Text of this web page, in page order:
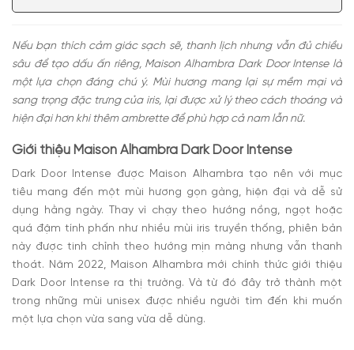
Nếu bạn thích cảm giác sạch sẽ, thanh lịch nhưng vẫn đủ chiều
sâu để tạo dấu ấn riêng, Maison Alhambra Dark Door Intense là
một lựa chọn đáng chú ý. Mùi hương mang lại sự mềm mại và
sang trọng đặc trưng của iris, lại được xử lý theo cách thoáng và
hiện đại hơn khi thêm ambrette để phù hợp cả nam lẫn nữ.
Giới thiệu Maison Alhambra Dark Door Intense
Dark Door Intense được Maison Alhambra tạo nên với mục
tiêu mang đến một mùi hương gọn gàng, hiện đại và dễ sử
dụng hằng ngày. Thay vì chạy theo hướng nồng, ngọt hoặc
quá đậm tính phấn như nhiều mùi iris truyền thống, phiên bản
này được tinh chỉnh theo hướng mịn màng nhưng vẫn thanh
thoát. Năm 2022, Maison Alhambra mới chính thức giới thiệu
Dark Door Intense ra thị trường. Và từ đó đây trở thành một
trong những mùi unisex được nhiều người tìm đến khi muốn
một lựa chọn vừa sang vừa dễ dùng.